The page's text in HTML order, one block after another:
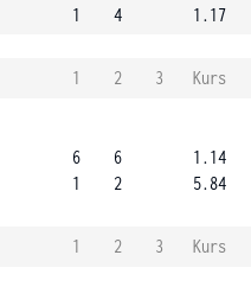
1
4
1.17
1 2 3
Kurs
6
1
6
2
1.14
5.84
1 2 3
Kurs